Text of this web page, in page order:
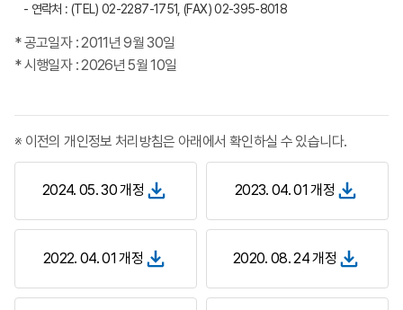
- 연락처 : (TEL) 02-2287-1751, (FAX) 02-395-8018
* 공고일자 : 2011년 9월 30일
* 시행일자 : 2026년 5월 10일
※ 이전의 개인정보 처리방침은 아래에서 확인하실 수 있습니다.
2024. 05. 30 개정 2023. 04. 01 개정
2022. 04. 01 개정 2020. 08. 24 개정